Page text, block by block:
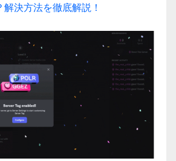
決方法を徹底解説！